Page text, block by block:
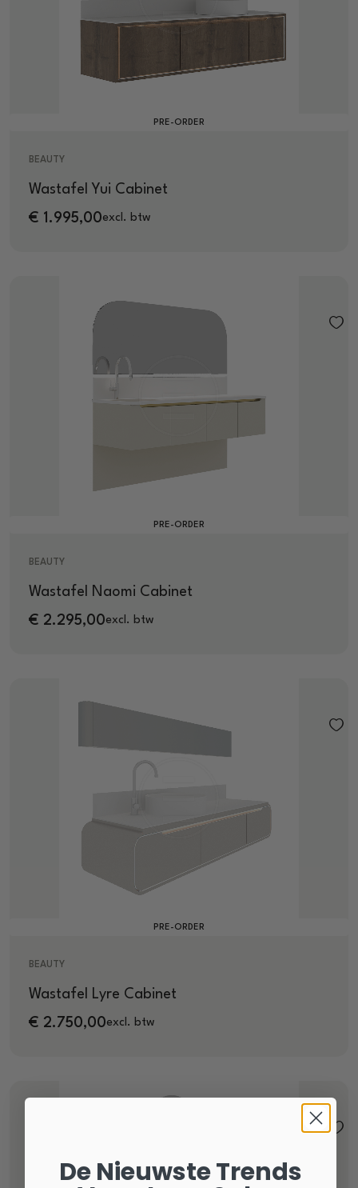
PRE-ORDER
BEAUTY
Wastafel Yui Cabinet
€ 1.995,00excl. btw
PRE-ORDER
BEAUTY
Wastafel Naomi Cabinet
€ 2.295,00excl. btw
PRE-ORDER
BEAUTY
Wastafel Lyre Cabinet
€ 2.750,00excl. btw
De Nieuwste Trends